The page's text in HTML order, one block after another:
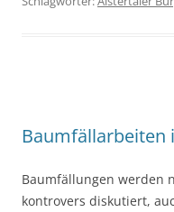
Baumfällarbeiten
Baumfällungen werden
kontrovers diskutiert,